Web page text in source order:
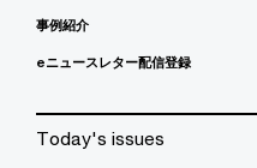
事例紹介
eニュースレター配信登録
Today's issues